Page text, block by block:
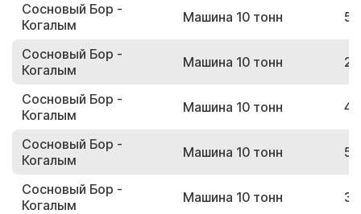
Сосновый Бор -
Когалым
Машина 10 тонн
Сосновый Бор -
Когалым
Машина 10 тонн
Сосновый Бор -
Когалым
Машина 10 тонн
Сосновый Бор -
Когалым
Машина 10 тонн
Сосновый Бор -
Когалым
Машина 10 тонн